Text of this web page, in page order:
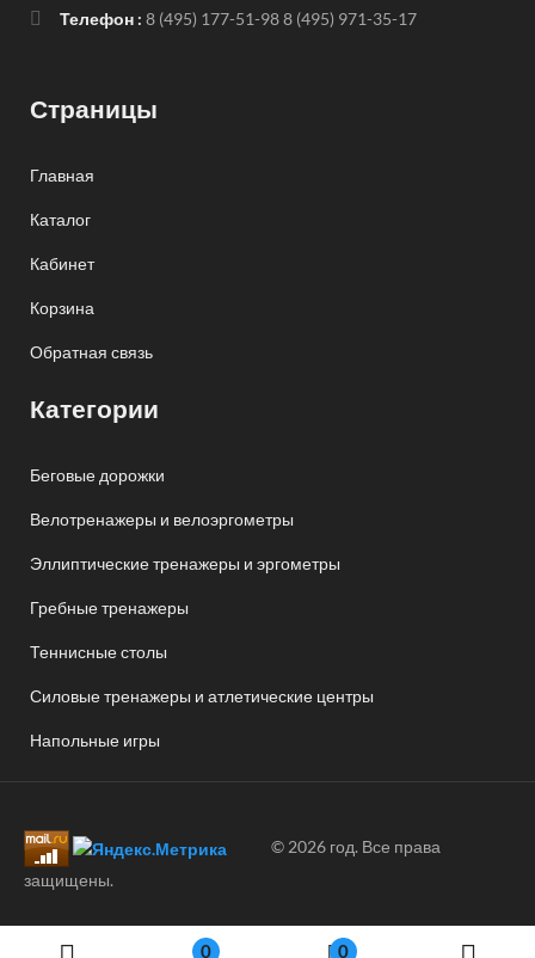
0 0
Телефон : 8 (495) 177-51-988 (495) 971-35-17
Страницы
Главная
Каталог
Кабинет
Корзина
Обратная связь
Категории
Беговые дорожки
Велотренажеры и велоэргометры
Эллиптические тренажеры и эргометры
Гребные тренажеры
Теннисные столы
Силовые тренажеры и атлетические центры
Напольные игры
© 2026 год. Все права
защищены.